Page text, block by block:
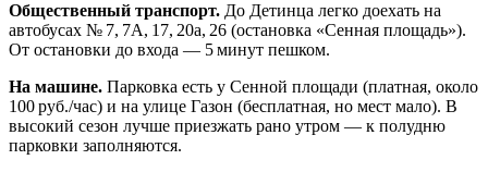
Общественный транспорт. До Детинца легко доехать на
автобусах № 7, 7А, 17, 20а, 26 (остановка «Сенная площадь»).
От остановки до входа — 5 минут пешком.
На машине. Парковка есть у Сенной площади (платная, около
100 руб./час) и на улице Газон (бесплатная, но мест мало). В
высокий сезон лучше приезжать рано утром — к полудню
парковки заполняются.